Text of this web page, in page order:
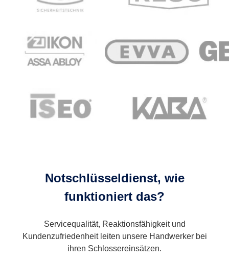
Notschlüsseldienst, wie
funktioniert das?
Servicequalität, Reaktionsfähigkeit und
Kundenzufriedenheit leiten unsere Handwerker bei
ihren Schlossereinsätzen.